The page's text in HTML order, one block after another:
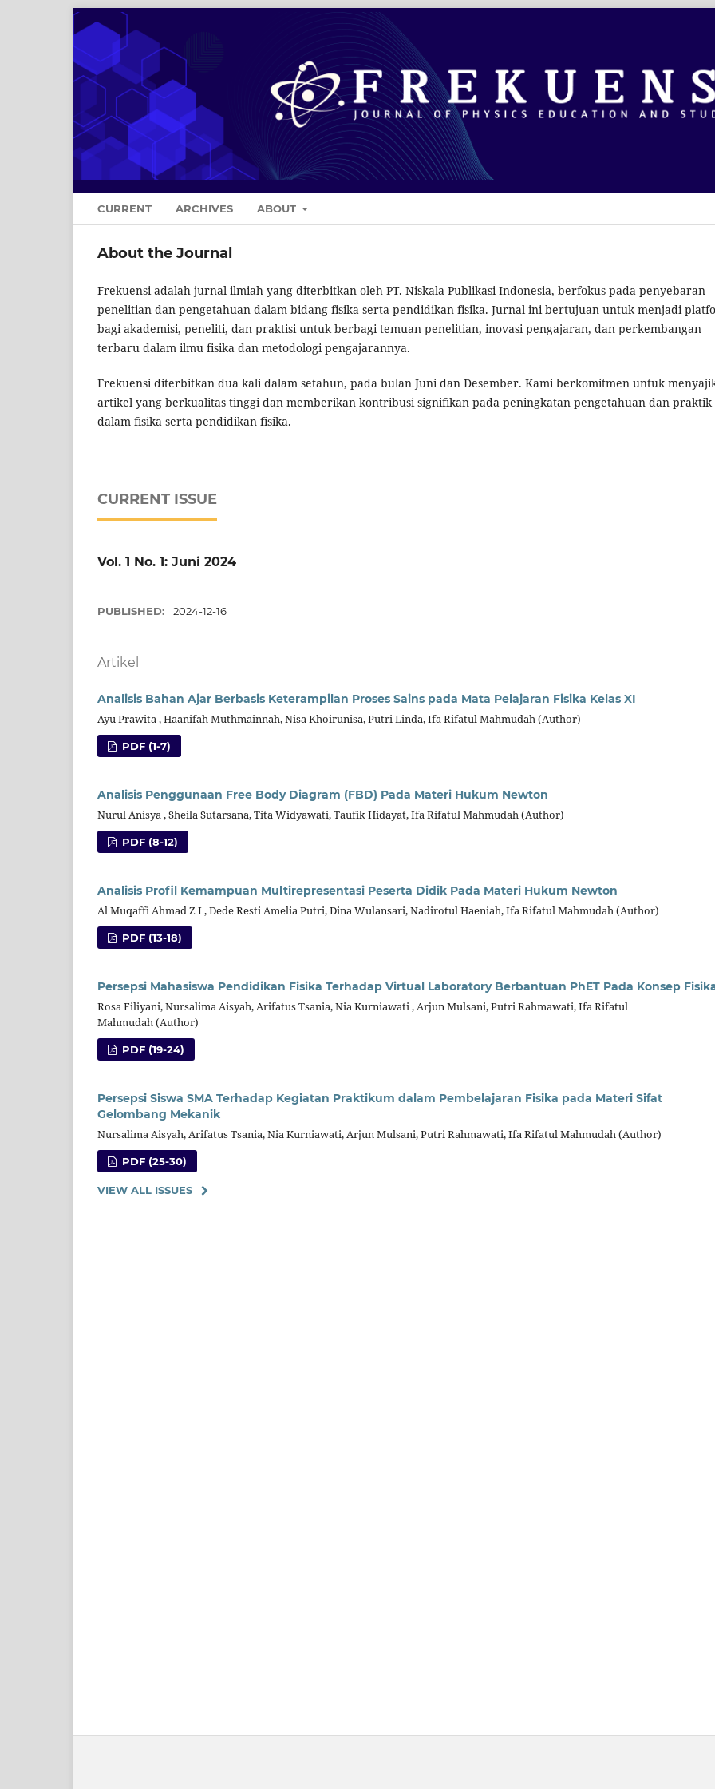
CURRENT ARCHIVES ABOUT
About the Journal
Frekuensi adalah jurnal ilmiah yang diterbitkan oleh PT. Niskala Publikasi Indonesia, berfokus pada penyebaran
penelitian dan pengetahuan dalam bidang fisika serta pendidikan fisika. Jurnal ini bertujuan untuk menjadi
bagi akademisi, peneliti, dan praktisi untuk berbagi temuan penelitian, inovasi pengajaran, dan perkembangan
terbaru dalam ilmu fisika dan metodologi pengajarannya.
Frekuensi diterbitkan dua kali dalam setahun, pada bulan Juni dan Desember. Kami berkomitmen untuk
artikel yang berkualitas tinggi dan memberikan kontribusi signifikan pada peningkatan pengetahuan dan praktik
dalam fisika serta pendidikan fisika.
CURRENT ISSUE
Vol. 1 No. 1: Juni 2024
PUBLISHED: 2024-12-16
Artikel
Analisis Bahan Ajar Berbasis Keterampilan Proses Sains pada Mata Pelajaran Fisika Kelas XI
Ayu Prawita , Haanifah Muthmainnah, Nisa Khoirunisa, Putri Linda, Ifa Rifatul Mahmudah (Author)
PDF (1-7)
Analisis Penggunaan Free Body Diagram (FBD) Pada Materi Hukum Newton
Nurul Anisya , Sheila Sutarsana, Tita Widyawati, Taufik Hidayat, Ifa Rifatul Mahmudah (Author)
PDF (8-12)
Analisis Profil Kemampuan Multirepresentasi Peserta Didik Pada Materi Hukum Newton
Al Muqaffi Ahmad Z I , Dede Resti Amelia Putri, Dina Wulansari, Nadirotul Haeniah, Ifa Rifatul Mahmudah (Author)
PDF (13-18)
Persepsi Mahasiswa Pendidikan Fisika Terhadap Virtual Laboratory Berbantuan PhET Pada Konsep
Rosa Filiyani, Nursalima Aisyah, Arifatus Tsania, Nia Kurniawati , Arjun Mulsani, Putri Rahmawati, Ifa Rifatul
Mahmudah (Author)
PDF (19-24)
Persepsi Siswa SMA Terhadap Kegiatan Praktikum dalam Pembelajaran Fisika pada Materi Sifat
Gelombang Mekanik
Nursalima Aisyah, Arifatus Tsania, Nia Kurniawati, Arjun Mulsani, Putri Rahmawati, Ifa Rifatul Mahmudah (Author)
PDF (25-30)
VIEW ALL ISSUES